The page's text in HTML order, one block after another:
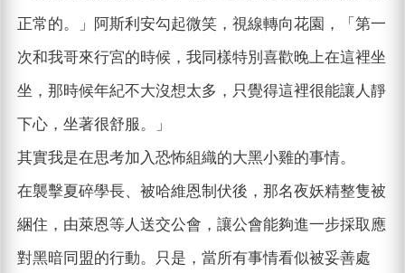
正常的。」阿斯利安勾起微笑，視線轉向花園，「第一
次和我哥來行宮的時候，我同樣特別喜歡晚上在這裡坐
坐，那時候年紀不大沒想太多，只覺得這裡很能讓人靜
下心，坐著很舒服。」
其實我是在思考加入恐怖組織的大黑小雞的事情。
在襲擊夏碎學長、被哈維恩制伏後，那名夜妖精整隻被
綑住，由萊恩等人送交公會，讓公會能夠進一步採取應
對黑暗同盟的行動。只是，當所有事情看似被妥善處